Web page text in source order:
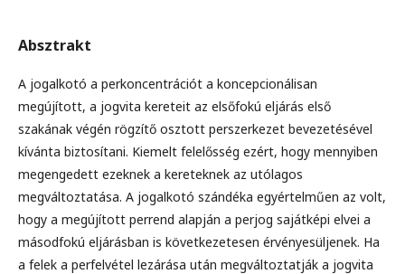
Absztrakt
A jogalkotó a perkoncentrációt a koncepcionálisan
megújított, a jogvita kereteit az elsőfokú eljárás első
szakának végén rögzítő osztott perszerkezet bevezetésével
kívánta biztosítani. Kiemelt felelősség ezért, hogy mennyiben
megengedett ezeknek a kereteknek az utólagos
megváltoztatása. A jogalkotó szándéka egyértelműen az volt,
hogy a megújított perrend alapján a perjog sajátképi elvei a
másodfokú eljárásban is következetesen érvényesüljenek. Ha
a felek a perfelvétel lezárása után megváltoztatják a jogvita